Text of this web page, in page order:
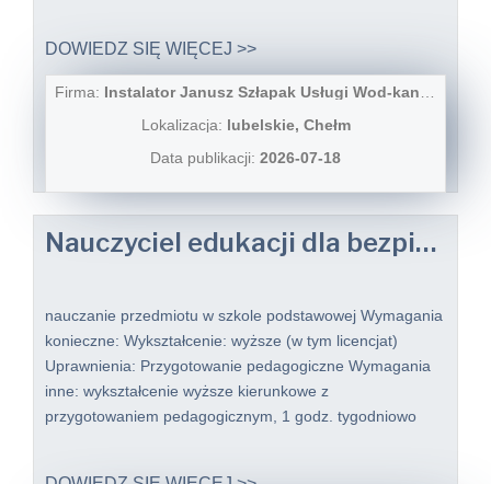
DOWIEDZ SIĘ WIĘCEJ >>
Firma: Instalator Janusz Szłapak Usługi Wod-kan i co
Lokalizacja: lubelskie, Chełm
Data publikacji: 2026-07-18
Nauczyciel edukacji dla bezpieczeństwa kobieta lub mężczyzna
nauczanie przedmiotu w szkole podstawowej Wymagania
konieczne: Wykształcenie: wyższe (w tym licencjat)
Uprawnienia: Przygotowanie pedagogiczne Wymagania
inne: wykształcenie wyższe kierunkowe z
przygotowaniem pedagogicznym, 1 godz. tygodniowo